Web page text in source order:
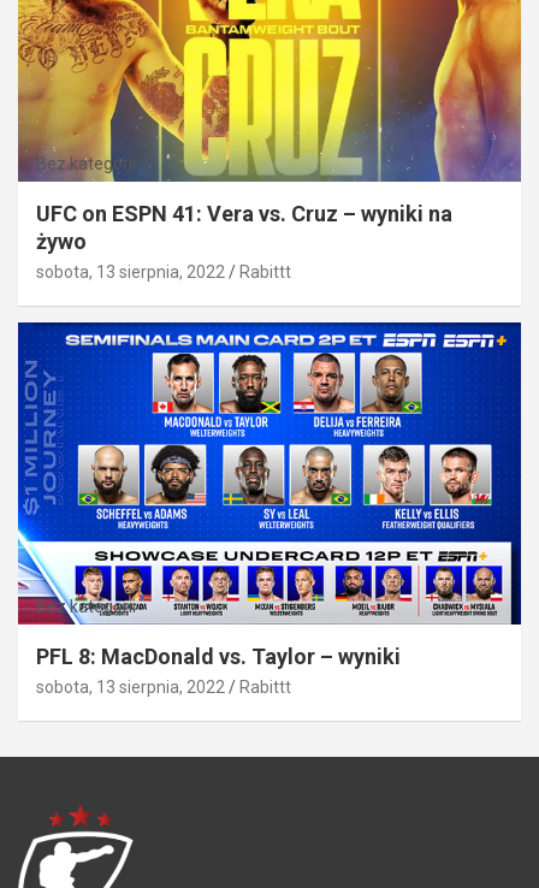
Bez kategorii
UFC on ESPN 41: Vera vs. Cruz – wyniki na
żywo
sobota, 13 sierpnia, 2022 Rabittt
Bez kategorii
PFL 8: MacDonald vs. Taylor – wyniki
sobota, 13 sierpnia, 2022 Rabittt